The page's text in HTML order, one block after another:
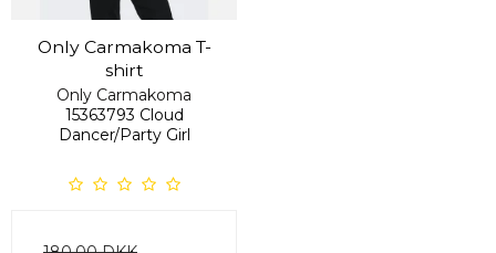
Only Carmakoma T-
shirt
Only Carmakoma
15363793 Cloud
Dancer/Party Girl